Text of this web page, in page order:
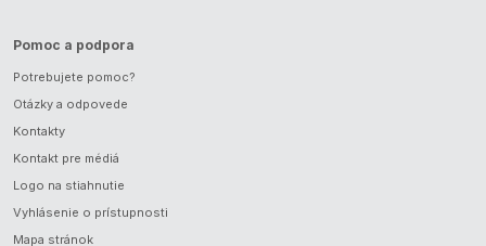
Pomoc a podpora
Potrebujete pomoc?
Otázky a odpovede
Kontakty
Kontakt pre médiá
Logo na stiahnutie
Vyhlásenie o prístupnosti
Mapa stránok